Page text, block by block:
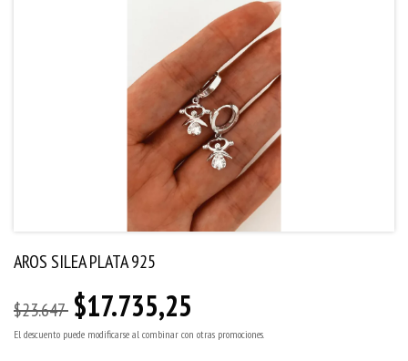
AROS SILEA PLATA 925
$23.647 $17.735,25
El descuento puede modificarse al combinar con otras promociones.